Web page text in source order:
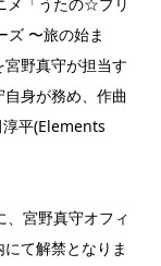
ズ 〜旅の始ま
野真守が担当す
身が務め、作曲
平(Elements
宮野真守オフィ
て解禁となりま